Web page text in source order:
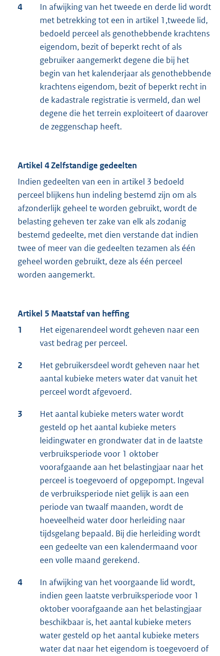
4
In afwijking van het tweede en derde lid wordt
met betrekking tot een in artikel 1,tweede lid,
bedoeld perceel als genothebbende krachtens
eigendom, bezit of beperkt recht of als
gebruiker aangemerkt degene die bij het
begin van het kalenderjaar als genothebbende
krachtens eigendom, bezit of beperkt recht in
de kadastrale registratie is vermeld, dan wel
degene die het terrein exploiteert of daarover
de zeggenschap heeft.
Artikel 4 Zelfstandige gedeelten
Indien gedeelten van een in artikel 3 bedoeld
perceel blijkens hun indeling bestemd zijn om als
afzonderlijk geheel te worden gebruikt, wordt de
belasting geheven ter zake van elk als zodanig
bestemd gedeelte, met dien verstande dat indien
twee of meer van die gedeelten tezamen als één
geheel worden gebruikt, deze als één perceel
worden aangemerkt.
Artikel 5 Maatstaf van heffing
1
Het eigenarendeel wordt geheven naar een
vast bedrag per perceel.
2
Het gebruikersdeel wordt geheven naar het
aantal kubieke meters water dat vanuit het
perceel wordt afgevoerd.
3
Het aantal kubieke meters water wordt
gesteld op het aantal kubieke meters
leidingwater en grondwater dat in de laatste
verbruiksperiode voor 1 oktober
voorafgaande aan het belastingjaar naar het
perceel is toegevoerd of opgepompt. Ingeval
de verbruiksperiode niet gelijk is aan een
periode van twaalf maanden, wordt de
hoeveelheid water door herleiding naar
tijdsgelang bepaald. Bij die herleiding wordt
een gedeelte van een kalendermaand voor
een volle maand gerekend.
4
In afwijking van het voorgaande lid wordt,
indien geen laatste verbruiksperiode voor 1
oktober voorafgaande aan het belastingjaar
beschikbaar is, het aantal kubieke meters
water gesteld op het aantal kubieke meters
water dat naar het eigendom is toegevoerd of